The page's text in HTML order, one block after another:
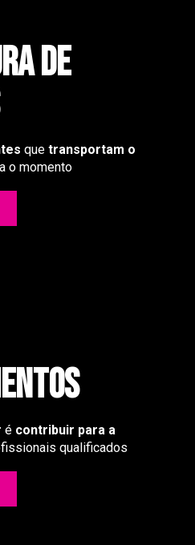
de
que transportam o
o momento
é contribuir para a
qualificados